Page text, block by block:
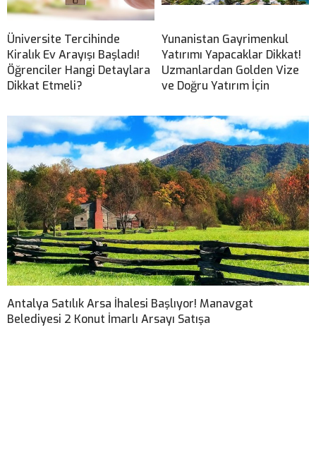
Üniversite Tercihinde
Kiralık Ev Arayışı Başladı!
Öğrenciler Hangi Detaylara
Dikkat Etmeli?
Yunanistan Gayrimenkul
Yatırımı Yapacaklar Dikkat!
Uzmanlardan Golden Vize
ve Doğru Yatırım İçin
Antalya Satılık Arsa İhalesi Başlıyor! Manavgat
Belediyesi 2 Konut İmarlı Arsayı Satışa